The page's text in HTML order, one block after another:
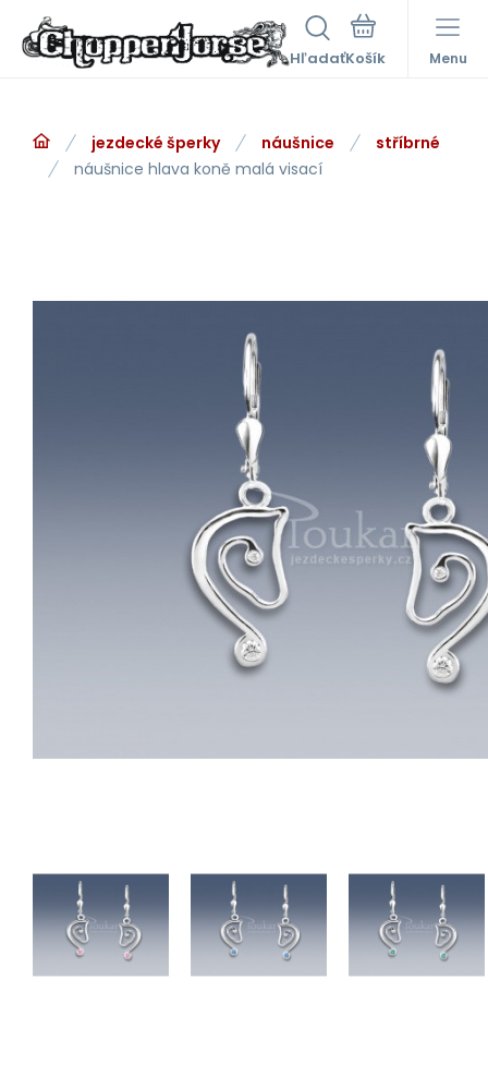
Hľadať Menu
jezdecké šperky náušnice
stříbrné
náušnice hlava koně malá visací